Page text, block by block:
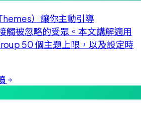
）讓你主動引導
觸被忽略的受眾。本文講解適用
50 個主題上限，以及設定時